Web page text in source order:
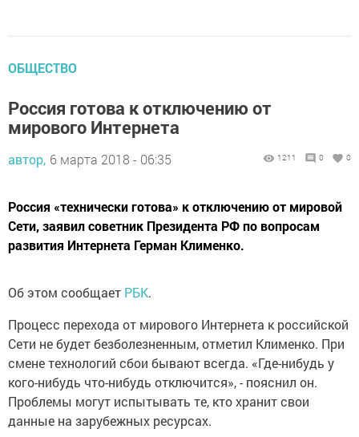
ОБЩЕСТВО
Россия готова к отключению от
мирового Интернета
автор, 6 марта 2018 - 06:35 1211 0 0
Россия «технически готова» к отключению от мировой
Сети, заявил советник Президента РФ по вопросам
развития Интернета Герман Клименко.
Об этом сообщает РБК.
Процесс перехода от мирового Интернета к российской
Сети не будет безболезненным, отметил Клименко. При
смене технологий сбои бывают всегда. «Где-нибудь у
кого-нибудь что-нибудь отключится», - пояснил он.
Проблемы могут испытывать те, кто хранит свои
данные на зарубежных ресурсах.